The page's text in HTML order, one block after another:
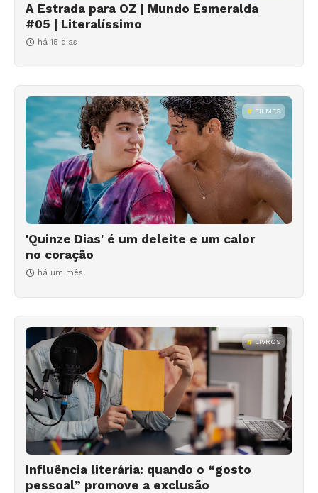
A Estrada para OZ | Mundo Esmeralda
#05 | Literalíssimo
há 15 dias
FILMES
'Quinze Dias' é um deleite e um calor
no coração
há um mês
LIVROS
Influência literária: quando o “gosto
pessoal” promove a exclusão